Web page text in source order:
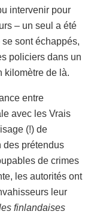
intervenir pour
– un seul a été
sont échappés,
policiers dans un
kilomètre de là.
entre
avec les Vrais
(!) de
des prétendus
de crimes
les autorités ont
leur
finlandaises